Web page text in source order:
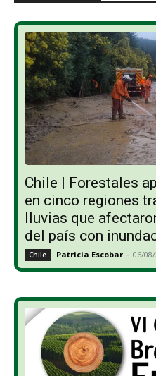
Chile | Forestales
en cinco regiones
lluvias que
del país con
Chile Patricia Escobar - 06/